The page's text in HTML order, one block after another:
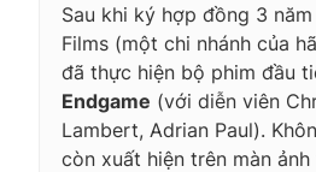
Sau khi ký hợp đồng 3
Films (một chi nhánh của
đã thực hiện bộ phim đầu
Endgame (với diễn viên
Lambert, Adrian Paul).
còn xuất hiện trên màn